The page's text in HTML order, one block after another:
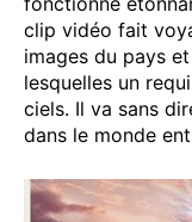
clip vidéo fait
images du pays
lesquelles un
ciels. Il va sans
dans le monde